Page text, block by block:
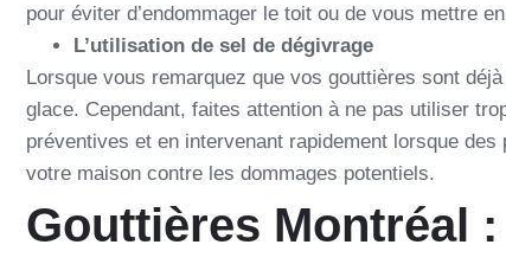
pour éviter d’endommager le toit ou de vous mettre
L’utilisation de sel de dégivrage
Lorsque vous remarquez que vos gouttières sont
glace. Cependant, faites attention à ne pas utiliser
préventives et en intervenant rapidement lorsque
votre maison contre les dommages potentiels.
Gouttières Montréal